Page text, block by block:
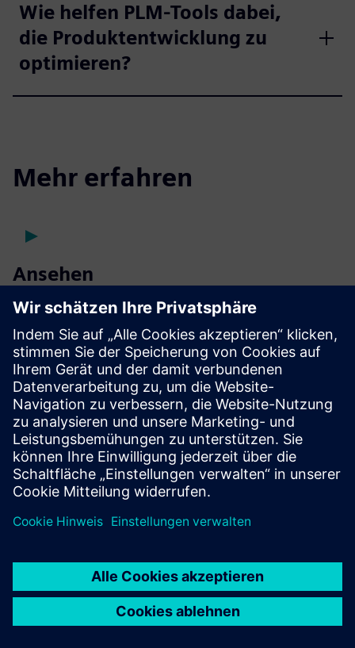
Wie helfen PLM-Tools dabei,
die Produktentwicklung zu
optimieren?
Mehr erfahren
Ansehen
Video | Direkter Einstieg mit SaaS-PLM in der Cloud von
Teamcenter X
Video| PLM in der Cloud von Teamcenter X ist darauf
ausgelegt, mit Ihrem Unternehmen zu wachsen
Video| Cloudbasiertes PLM für kleine und mittlere
Unternehmen
Zuhören
Bewältigung der Herausforderungen von Herstellern in
| PLM for Component Manufacturers in der Cloud
bietet Vorteile für kleine und mittlere Unternehmen